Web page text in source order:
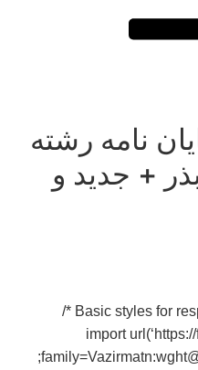
نامه رشته
+ جدید و
@import